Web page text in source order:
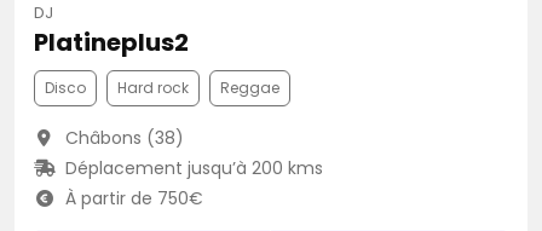
DJ
Platineplus2
Disco Hard rock Reggae
Châbons (38)
Déplacement jusqu’à 200 kms
À partir de 750€